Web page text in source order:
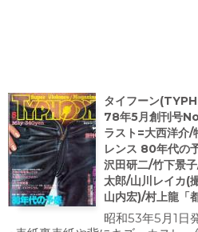
タイフーン
78年5月創刊号
ラスト=大西洋介/
レンス 80年代の
沢田研二/竹下景
太郎/山川レイカ(
山内宏)/村上龍「
昭和53年5月1日